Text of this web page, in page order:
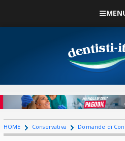
HOME Conservativa Domande di